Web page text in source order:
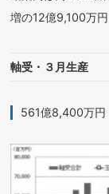
増の12億9,100万円
軸受・３月生産
561億8,400万円